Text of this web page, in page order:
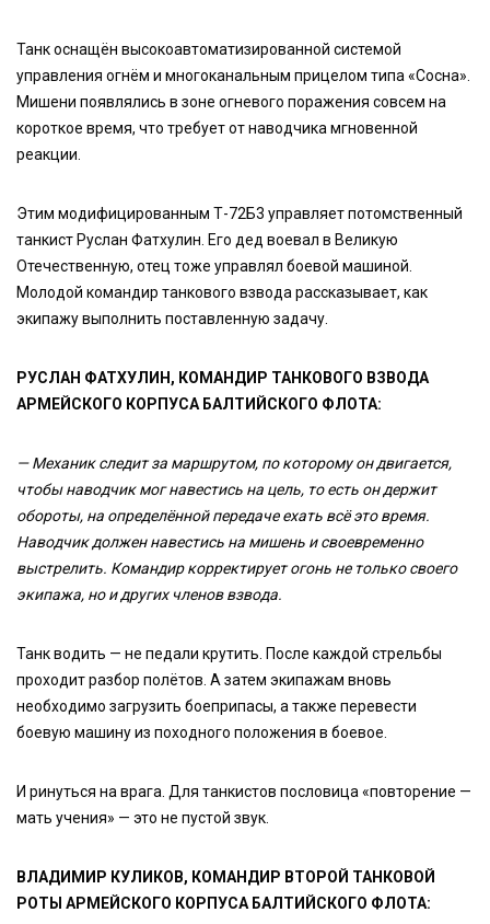
Танк оснащён высокоавтоматизированной системой
управления огнём и многоканальным прицелом типа «Сосна».
Мишени появлялись в зоне огневого поражения совсем на
короткое время, что требует от наводчика мгновенной
реакции.
Этим модифицированным Т-72Б3 управляет потомственный
танкист Руслан Фатхулин. Его дед воевал в Великую
Отечественную, отец тоже управлял боевой машиной.
Молодой командир танкового взвода рассказывает, как
экипажу выполнить поставленную задачу.
РУСЛАН ФАТХУЛИН, КОМАНДИР ТАНКОВОГО ВЗВОДА
АРМЕЙСКОГО КОРПУСА БАЛТИЙСКОГО ФЛОТА:
— Механик следит за маршрутом, по которому он двигается,
чтобы наводчик мог навестись на цель, то есть он держит
обороты, на определённой передаче ехать всё это время.
Наводчик должен навестись на мишень и своевременно
выстрелить. Командир корректирует огонь не только своего
экипажа, но и других членов взвода.
Танк водить — не педали крутить. После каждой стрельбы
проходит разбор полётов. А затем экипажам вновь
необходимо загрузить боеприпасы, а также перевести
боевую машину из походного положения в боевое.
И ринуться на врага. Для танкистов пословица «повторение —
мать учения» — это не пустой звук.
ВЛАДИМИР КУЛИКОВ, КОМАНДИР ВТОРОЙ ТАНКОВОЙ
РОТЫ АРМЕЙСКОГО КОРПУСА БАЛТИЙСКОГО ФЛОТА: